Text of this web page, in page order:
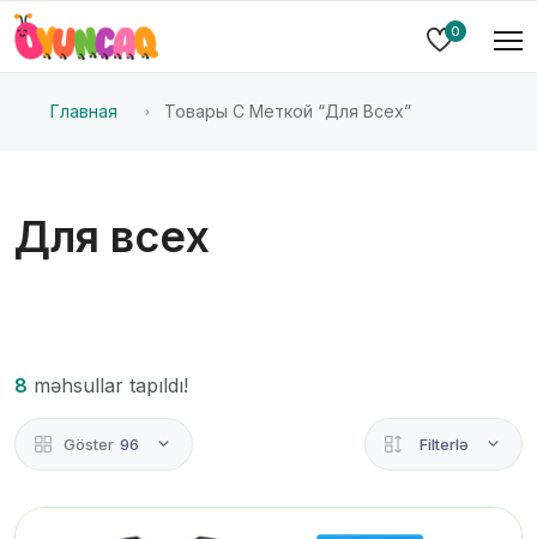
0
Главная Товары С Меткой “Для Всех”
Для всех
8 məhsullar tapıldı!
Göster 96 Filterlə